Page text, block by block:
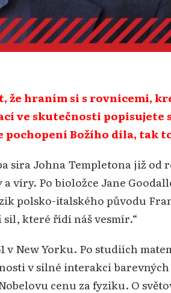
že hraním si s rovnicemi,
ve skutečnosti popisujete
pochopení Božího díla, tak
sira Johna Templetona již od
víry. Po bioložce Jane
polsko-italského původu
které řídí náš vesmír.“
v New Yorku. Po studiích
v silné interakci
cenu za fyziku. O